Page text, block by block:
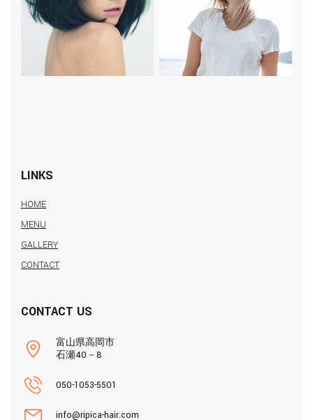
LINKS
HOME
MENU
GALLERY
CONTACT
CONTACT US
富山県高岡市
石瀬40－8
050-1053-5501
info@ripica-hair.com